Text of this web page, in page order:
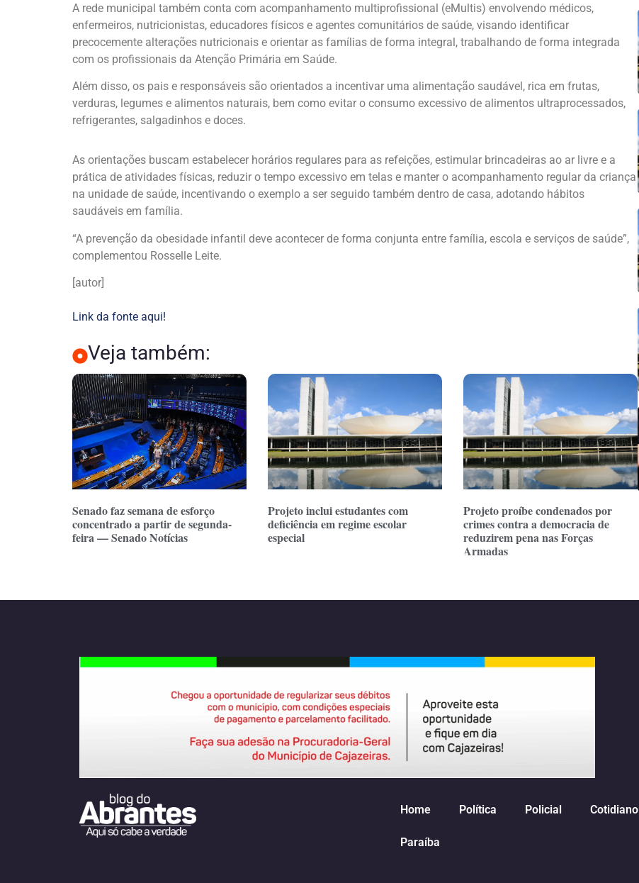
A rede municipal também conta com acompanhamento multiprofissional (eMultis) envolvendo médicos,
enfermeiros, nutricionistas, educadores físicos e agentes comunitários de saúde, visando identificar
precocemente alterações nutricionais e orientar as famílias de forma integral, trabalhando de forma integrada
com os profissionais da Atenção Primária em Saúde.
Além disso, os pais e responsáveis são orientados a incentivar uma alimentação saudável, rica em frutas,
verduras, legumes e alimentos naturais, bem como evitar o consumo excessivo de alimentos ultraprocessados,
refrigerantes, salgadinhos e doces.
As orientações buscam estabelecer horários regulares para as refeições, estimular brincadeiras ao ar livre e a
prática de atividades físicas, reduzir o tempo excessivo em telas e manter o acompanhamento regular da criança
na unidade de saúde, incentivando o exemplo a ser seguido também dentro de casa, adotando hábitos
saudáveis em família.
“A prevenção da obesidade infantil deve acontecer de forma conjunta entre família, escola e serviços de saúde”,
complementou Rosselle Leite.
[autor]
Link da fonte aqui!
Veja também:
Senado faz semana de esforço
concentrado a partir de segunda-
feira — Senado Notícias
Projeto inclui estudantes com
deficiência em regime escolar
especial
Projeto proíbe condenados por
crimes contra a democracia de
reduzirem pena nas Forças
Armadas
Home Política Policial Cotidiano
Paraíba